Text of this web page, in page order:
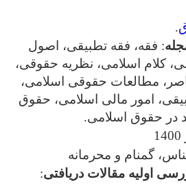
.
: فقه، فقه تطبیقی، اصول
کلام اسلامی، نظریه حقوقی،
مطالعات حقوقی اسلامی،
امور مالی اسلامی، حقوق
در حقوق اسلامی.
گمنام و محرمانه
اولیه مقالات دریافتی: